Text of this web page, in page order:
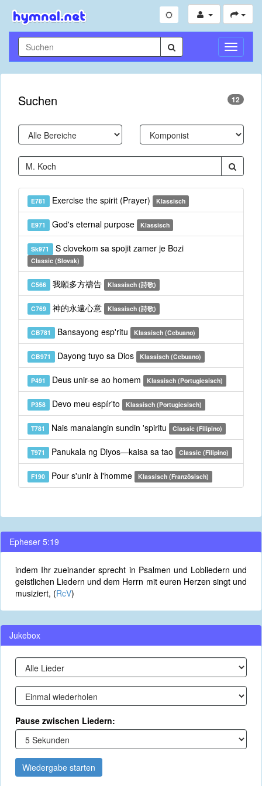
Suchen 12
E781 Exercise the spirit (Prayer) Klassisch
E971 God's eternal purpose Klassisch
Sk971 S clovekom sa spojit zamer je Bozi
Classic (Slovak)
C566 我願多方禱告 Klassisch (詩歌)
C769 神的永遠心意 Klassisch (詩歌)
CB781 Bansayong esp'ritu Klassisch (Cebuano)
CB971 Dayong tuyo sa Dios Klassisch (Cebuano)
P491 Deus unir-se ao homem Klassisch (Portugiesisch)
P358 Devo meu espír'to Klassisch (Portugiesisch)
T781 Nais manalangin sundin 'spiritu Classic (Filipino)
T971 Panukala ng Diyos—kaisa sa tao Classic (Filipino)
F190 Pour s'unir à l'homme Klassisch (Französisch)
Epheser 5:19
indem Ihr zueinander sprecht in Psalmen und Lobliedern und
geistlichen Liedern und dem Herrn mit euren Herzen singt und
musiziert, (RcV)
Jukebox
Pause zwischen Liedern:
Wiedergabe starten